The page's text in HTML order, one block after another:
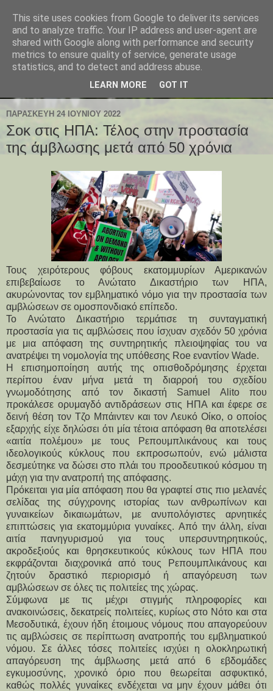
ΠΑΡΑΣΚΕΥΉ 24 ΙΟΥΝΊΟΥ 2022
Σοκ στις ΗΠΑ: Τέλος στην προστασία
της άμβλωσης μετά από 50 χρόνια
Τους χειρότερους φόβους εκατομμυρίων Αμερικανών
επιβεβαίωσε το Ανώτατο Δικαστήριο των ΗΠΑ,
ακυρώνοντας τον εμβληματικό νόμο για την προστασία των
αμβλώσεων σε ομοσπονδιακό επίπεδο.
Το Ανώτατο Δικαστήριο τερμάτισε τη συνταγματική
προστασία για τις αμβλώσεις που ίσχυαν σχεδόν 50 χρόνια
με μια απόφαση της συντηρητικής πλειοψηφίας του να
ανατρέψει τη νομολογία της υπόθεσης Roe εναντίον Wade.
Η επισημοποίηση αυτής της οπισθοδρόμησης έρχεται
περίπου έναν μήνα μετά τη διαρροή του σχεδίου
γνωμοδότησης από τον δικαστή Samuel Alito που
προκάλεσε ορυμαγδό αντιδράσεων στις ΗΠΑ και έφερε σε
δεινή θέση τον Τζο Μπάιντεν και τον Λευκό Οίκο, ο οποίος
εξαρχής είχε δηλώσει ότι μία τέτοια απόφαση θα αποτελέσει
«αιτία πολέμου» με τους Ρεπουμπλικάνους και τους
ιδεολογικούς κύκλους που εκπροσωπούν, ενώ μάλιστα
δεσμεύτηκε να δώσει στο πλάι του προοδευτικού κόσμου τη
μάχη για την ανατροπή της απόφασης.
Πρόκειται για μία απόφαση που θα γραφτεί στις πιο μελανές
σελίδας της σύγχρονης ιστορίας των ανθρωπίνων και
γυναικείων δικαιωμάτων, με ανυπολόγιστες αρνητικές
επιπτώσεις για εκατομμύρια γυναίκες. Από την άλλη, είναι
αιτία πανηγυρισμού για τους υπερσυντηρητικούς,
ακροδεξιούς και θρησκευτικούς κύκλους των ΗΠΑ που
εκφράζονται διαχρονικά από τους Ρεπουμπλικάνους και
ζητούν δραστικό περιορισμό ή απαγόρευση των
αμβλώσεων σε όλες τις πολιτείες της χώρας.
Σύμφωνα με τις μέχρι στιγμής πληροφορίες και
ανακοινώσεις, δεκατρείς πολιτείες, κυρίως στο Νότο και στα
Μεσοδυτικά, έχουν ήδη έτοιμους νόμους που απαγορεύουν
τις αμβλώσεις σε περίπτωση ανατροπής του εμβληματικού
νόμου. Σε άλλες τόσες πολιτείες ισχύει η ολοκληρωτική
απαγόρευση της άμβλωσης μετά από 6 εβδομάδες
εγκυμοσύνης, χρονικό όριο που θεωρείται ασφυκτικό,
καθώς πολλές γυναίκες ενδέχεται να μην έχουν μάθει ότι
This site uses cookies from Google to deliver its services
and to analyze traffic. Your IP address and user-agent are
shared with Google along with performance and security
metrics to ensure quality of service, generate usage
statistics, and to detect and address abuse.
LEARN MORE GOT IT